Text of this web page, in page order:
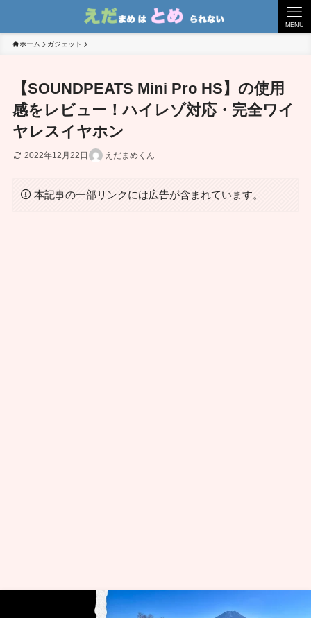
MENU
ホーム ガジェット
【SOUNDPEATS Mini Pro HS】の使用
感をレビュー！ハイレゾ対応・完全ワイ
ヤレスイヤホン
2022年12月22日 えだまめくん
本記事の一部リンクには広告が含まれています。